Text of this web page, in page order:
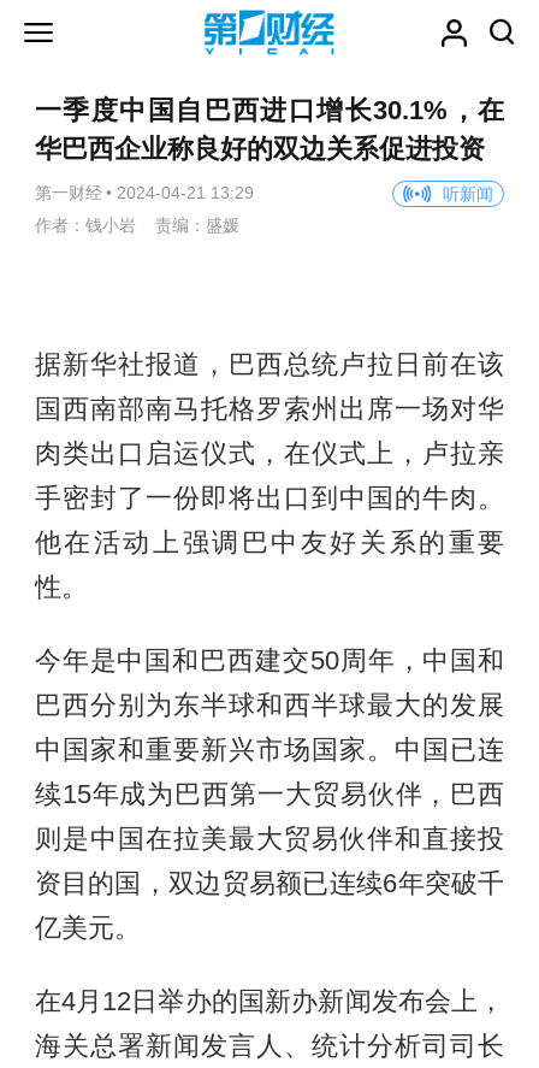
一季度中国自巴西进口增长30.1%，在
华巴西企业称良好的双边关系促进投资
第一财经 • 2024-04-21 13:29
听新闻
作者：钱小岩 责编：盛媛
据新华社报道，巴西总统卢拉日前在该
国西南部南马托格罗索州出席一场对华
肉类出口启运仪式，在仪式上，卢拉亲
手密封了一份即将出口到中国的牛肉。
他在活动上强调巴中友好关系的重要
性。
今年是中国和巴西建交50周年，中国和
巴西分别为东半球和西半球最大的发展
中国家和重要新兴市场国家。中国已连
续15年成为巴西第一大贸易伙伴，巴西
则是中国在拉美最大贸易伙伴和直接投
资目的国，双边贸易额已连续6年突破千
亿美元。
在4月12日举办的国新办新闻发布会上，
海关总署新闻发言人、统计分析司司长